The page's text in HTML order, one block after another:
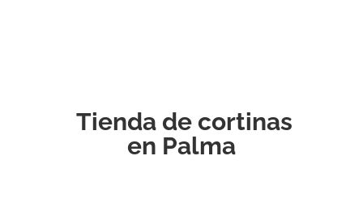
Tienda de cortinas
en Palma